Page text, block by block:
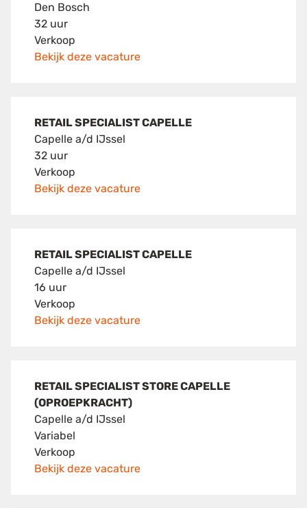
Den Bosch
32 uur
Verkoop
Bekijk deze vacature
RETAIL SPECIALIST CAPELLE
Capelle a/d IJssel
32 uur
Verkoop
Bekijk deze vacature
RETAIL SPECIALIST CAPELLE
Capelle a/d IJssel
16 uur
Verkoop
Bekijk deze vacature
RETAIL SPECIALIST STORE CAPELLE
(OPROEPKRACHT)
Capelle a/d IJssel
Variabel
Verkoop
Bekijk deze vacature